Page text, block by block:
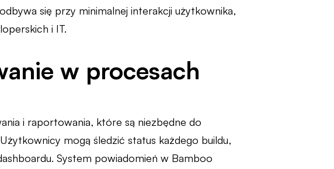
się przy minimalnej interakcji użytkownika,
i IT.
w procesach
i raportowania, które są niezbędne do
mogą śledzić status każdego buildu,
System powiadomień w Bamboo